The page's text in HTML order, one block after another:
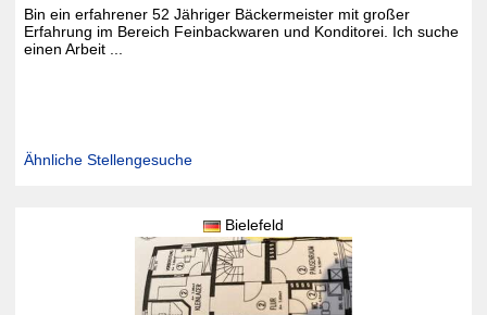
Bin ein erfahrener 52 Jähriger Bäckermeister mit großer
Erfahrung im Bereich Feinbackwaren und Konditorei. Ich suche
einen Arbeit ...
Ähnliche Stellengesuche
Bielefeld